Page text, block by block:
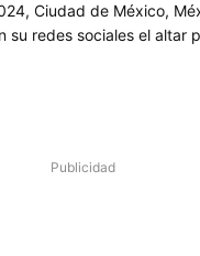
Ciudad de México,
su redes sociales el altar
Publicidad